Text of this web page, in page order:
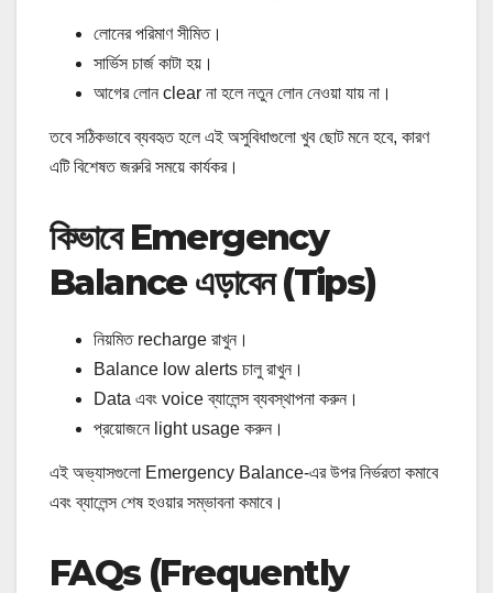
লোনের পরিমাণ সীমিত।
সার্ভিস চার্জ কাটা হয়।
আগের লোন clear না হলে নতুন লোন নেওয়া যায় না।
তবে সঠিকভাবে ব্যবহৃত হলে এই অসুবিধাগুলো খুব ছোট মনে হবে, কারণ
এটি বিশেষত জরুরি সময়ে কার্যকর।
কিভাবে Emergency
Balance এড়াবেন (Tips)
নিয়মিত recharge রাখুন।
Balance low alerts চালু রাখুন।
Data এবং voice ব্যালেন্স ব্যবস্থাপনা করুন।
প্রয়োজনে light usage করুন।
এই অভ্যাসগুলো Emergency Balance-এর উপর নির্ভরতা কমাবে
এবং ব্যালেন্স শেষ হওয়ার সম্ভাবনা কমাবে।
FAQs (Frequently